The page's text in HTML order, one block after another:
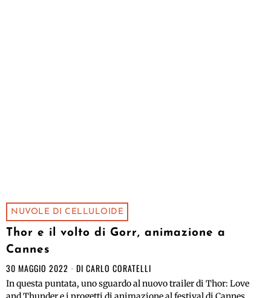
NUVOLE DI CELLULOIDE
Thor e il volto di Gorr, animazione a
Cannes
30 MAGGIO 2022 DI CARLO CORATELLI
In questa puntata, uno sguardo al nuovo trailer di Thor: Love